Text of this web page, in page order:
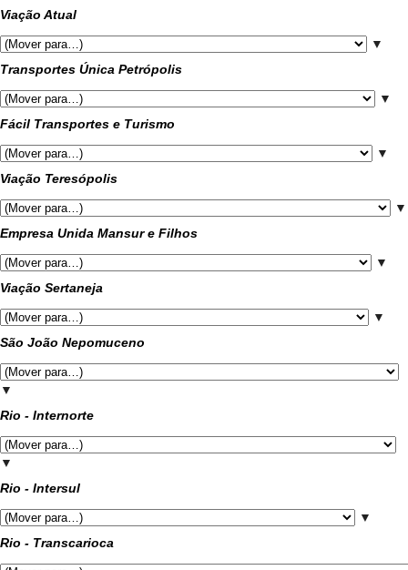
Viação Atual
▼
Transportes Única Petrópolis
▼
Fácil Transportes e Turismo
▼
Viação Teresópolis
▼
Empresa Unida Mansur e Filhos
▼
Viação Sertaneja
▼
São João Nepomuceno
▼
Rio - Internorte
▼
Rio - Intersul
▼
Rio - Transcarioca